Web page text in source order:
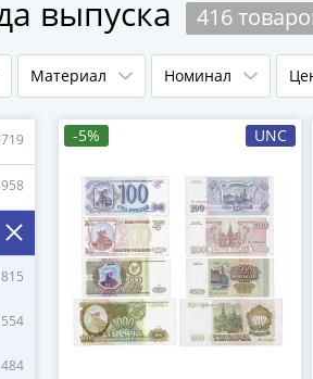
выпуска 416
Материал Номинал
815
484
-5% UNC